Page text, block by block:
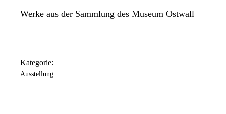
Werke aus der Sammlung des Museum Ostwall
Kategorie:
Ausstellung